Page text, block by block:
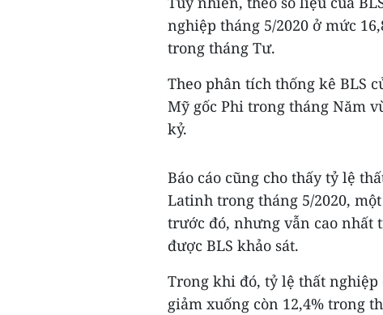
nghiệp tháng 5/2020 ở mức
trong tháng Tư.
Theo phân tích thống kê BLS
Mỹ gốc Phi trong tháng Năm
kỷ.
Báo cáo cũng cho thấy tỷ lệ
Latinh trong tháng 5/2020,
trước đó, nhưng vẫn cao nhất
được BLS khảo sát.
Trong khi đó, tỷ lệ thất
giảm xuống còn 12,4% trong